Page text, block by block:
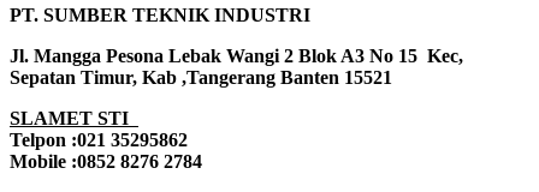
PT. SUMBER TEKNIK INDUSTRI
Jl. Mangga Pesona Lebak Wangi 2 Blok A3 No 15 Kec,
Sepatan Timur, Kab ,Tangerang Banten 15521
SLAMET STI
Telpon :021 35295862
Mobile :0852 8276 2784